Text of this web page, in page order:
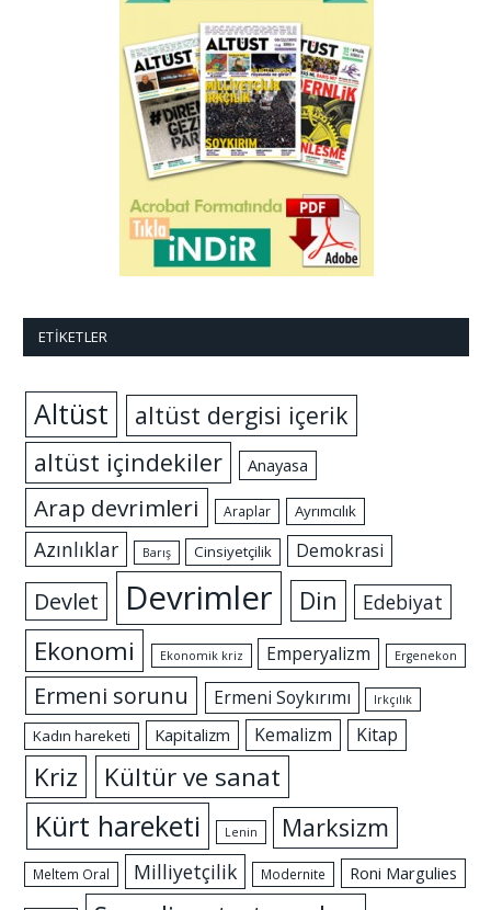
ETIKETLER
Altüst
altüst dergisi içerik
altüst içindekiler
Anayasa
Arap devrimleri Araplar Ayrımcılık
Azınlıklar Barış Cinsiyetçilik Demokrasi
Devlet Devrimler Din Edebiyat
Ekonomi Ekonomik kriz Emperyalizm Ergenekon
Ermeni sorunu Ermeni Soykırımı Irkçılık
Kadın hareketi Kapitalizm Kemalizm Kitap
Kriz Kültür ve sanat
Kürt hareketi Lenin Marksizm
Meltem Oral Milliyetçilik Modernite Roni Margulies